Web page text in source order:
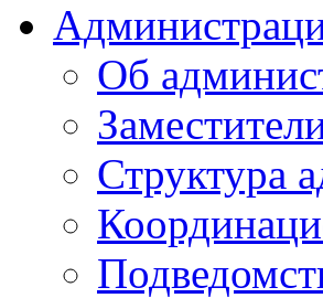
Об
Структура